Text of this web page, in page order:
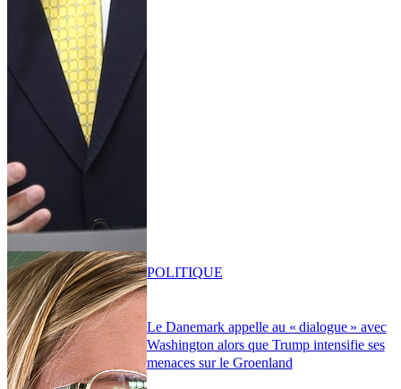
Le Danemark appelle au « dialogue » avec
Washington alors que Trump intensifie ses
menaces sur le Groenland
POLITIQUE